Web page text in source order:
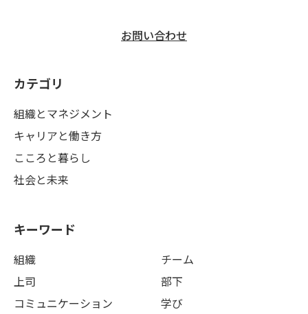
お問い合わせ
カテゴリ
組織とマネジメント
キャリアと働き方
こころと暮らし
社会と未来
キーワード
組織
チーム
上司
部下
コミュニケーション
学び